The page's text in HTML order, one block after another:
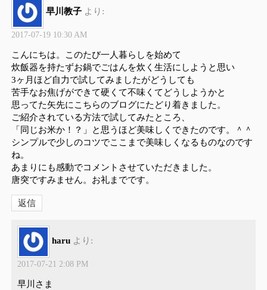
早川教子 より:
2017-07-19 10:30 AM
こんにちは。このたび一人暮らしを始めて
炊飯器を持たずお鍋でごはんを炊く生活にしようと思い
3ヶ月ほど自力で試してみましたがどうしても
苦手なお焦げができて硬くて不味くてどうしようかと
思ってた矢先にこちらのブログにたどり着きました。
ご紹介されている方法で試してみたところ、
「同じお米か！？」と思うほど美味しくできたのです。＾＾
シンプルで少しのコツでここまで美味しくなるものなのです
ね。
あまりにも感動でコメントさせていただきました。
唐突ですみません。お礼までです。
返信
haru より:
2017-07-21 2:08 PM
早川さま